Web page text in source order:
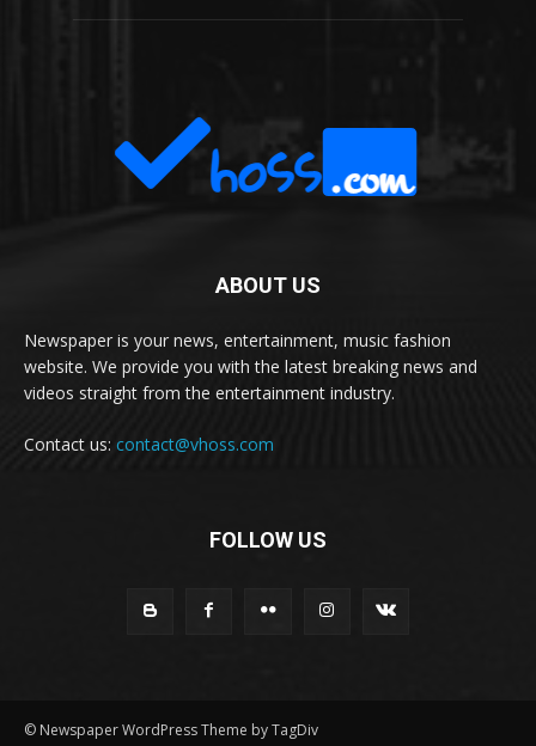
ABOUT US
Newspaper is your news, entertainment, music fashion
website. We provide you with the latest breaking news and
videos straight from the entertainment industry.
Contact us: contact@vhoss.com
FOLLOW US
© Newspaper WordPress Theme by TagDiv